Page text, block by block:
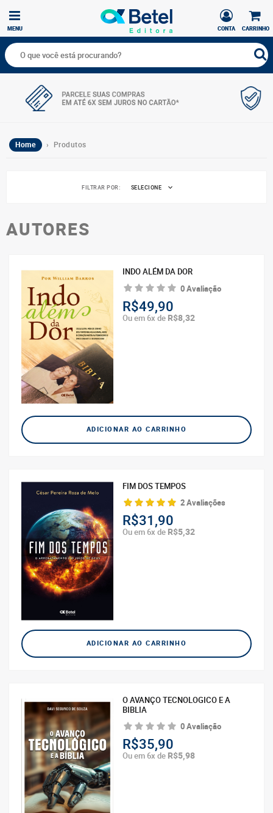
CARRINHO
CONTA
MENU
Home › Produtos
FILTRAR POR: SELECIONE
AUTORES
INDO ALÉM DA DOR
0 Avaliação
R$49,90
Ou em 6x de R$8,32
ADICIONAR AO CARRINHO
FIM DOS TEMPOS
2 Avaliações
R$31,90
Ou em 6x de R$5,32
ADICIONAR AO CARRINHO
O AVANÇO TECNOLOGICO E A
BIBLIA
0 Avaliação
R$35,90
Ou em 6x de R$5,98